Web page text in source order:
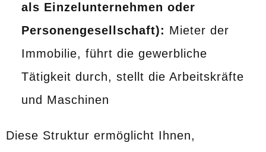
als Einzelunternehmen oder
Personengesellschaft): Mieter der
Immobilie, führt die gewerbliche
Tätigkeit durch, stellt die Arbeitskräfte
und Maschinen
Diese Struktur ermöglicht Ihnen,